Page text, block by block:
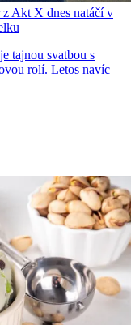
Akt X dnes natáčí v
tajnou svatbou s
rolí. Letos navíc